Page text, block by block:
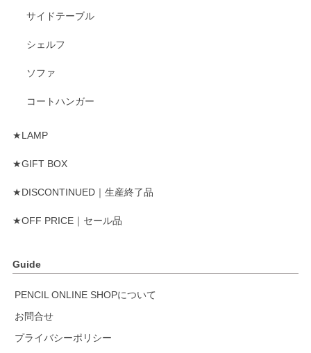
サイドテーブル
シェルフ
ソファ
コートハンガー
★LAMP
★GIFT BOX
★DISCONTINUED｜生産終了品
★OFF PRICE｜セール品
Guide
PENCIL ONLINE SHOPについて
お問合せ
プライバシーポリシー